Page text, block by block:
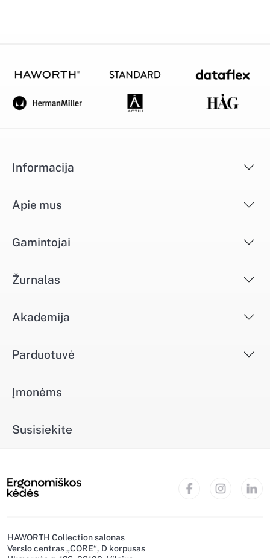
Informacija
Apie mus
Gamintojai
Žurnalas
Akademija
Parduotuvė
Įmonėms
Susisiekite
HAWORTH Collection salonas
Verslo centras „CORE“, D korpusas